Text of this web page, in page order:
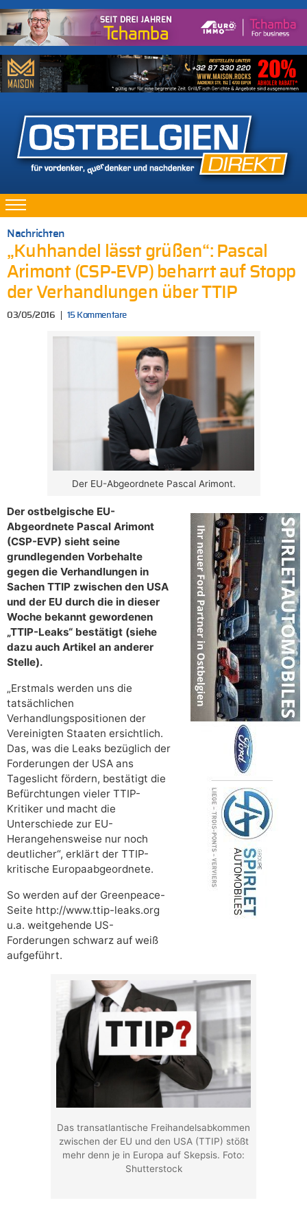
Nachrichten
„Kuhhandel lässt grüßen“: Pascal
Arimont (CSP-EVP) beharrt auf Stopp
der Verhandlungen über TTIP
03/05/2016 15 Kommentare
Der EU-Abgeordnete Pascal Arimont.
Der ostbelgische EU-
Abgeordnete Pascal Arimont
(CSP-EVP) sieht seine
grundlegenden Vorbehalte
gegen die Verhandlungen in
Sachen TTIP zwischen den USA
und der EU durch die in dieser
Woche bekannt gewordenen
„TTIP-Leaks“ bestätigt (siehe
dazu auch Artikel an anderer
Stelle).
„Erstmals werden uns die
tatsächlichen
Verhandlungspositionen der
Vereinigten Staaten ersichtlich.
Das, was die Leaks bezüglich der
Forderungen der USA ans
Tageslicht fördern, bestätigt die
Befürchtungen vieler TTIP-
Kritiker und macht die
Unterschiede zur EU-
Herangehensweise nur noch
deutlicher“, erklärt der TTIP-
kritische Europaabgeordnete.
So werden auf der Greenpeace-
Seite http://www.ttip-leaks.org
u.a. weitgehende US-
Forderungen schwarz auf weiß
aufgeführt.
Das transatlantische Freihandelsabkommen
zwischen der EU und den USA (TTIP) stößt
mehr denn je in Europa auf Skepsis. Foto:
Shutterstock